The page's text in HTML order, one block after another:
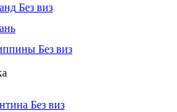
Без виз
Без виз
Без виз